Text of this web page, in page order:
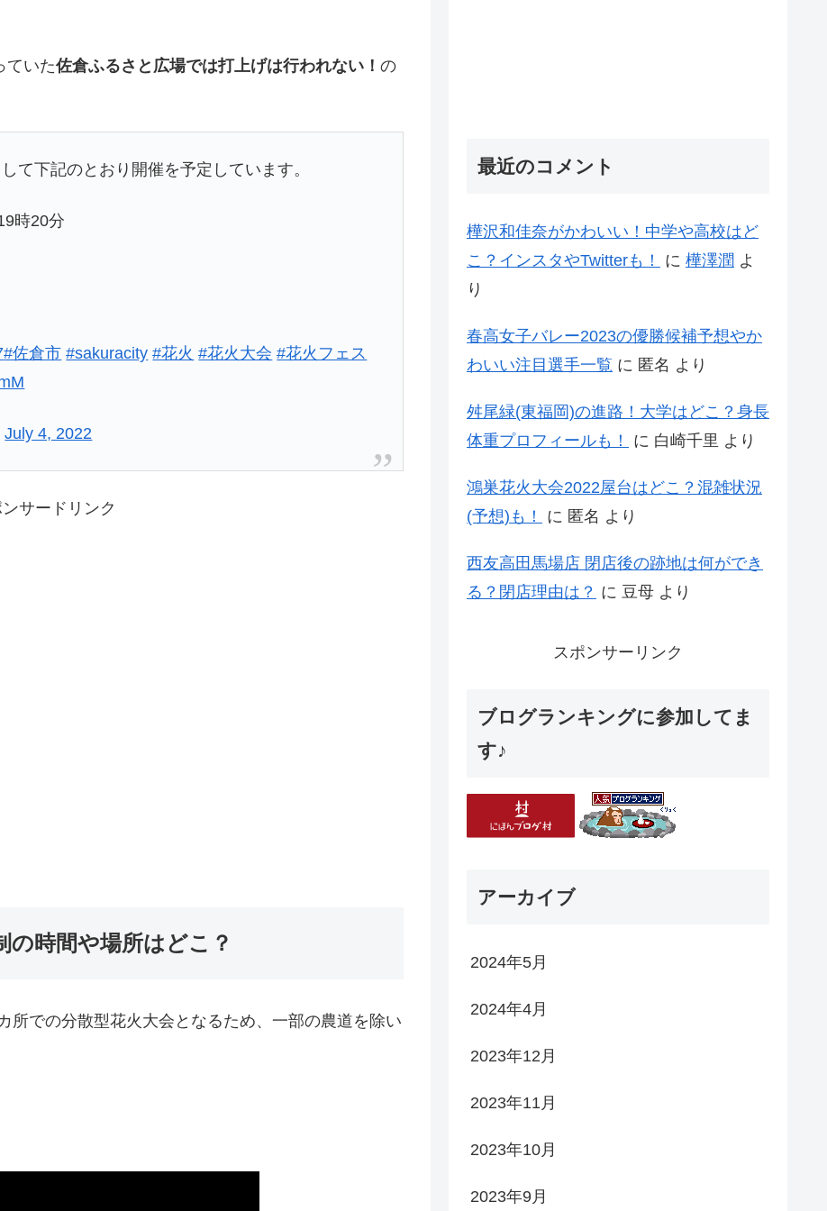
ていた佐倉ふるさと広場では打上げは行われない！ の
て下記のとおり開催を予定しています。
時20分
#佐倉市 #sakuracity #花火 #花火大会 #花火フェス
July 4, 2022
サードリンク
の時間や場所はどこ？
所での分散型花火大会となるため、一部の農道を除い
最近のコメント
樺沢和佳奈がかわいい！中学や高校はど
こ？インスタやTwitterも！
に 樺澤潤 よ
り
春高女子バレー2023の優勝候補予想やか
わいい注目選手一覧 に 匿名 より
舛尾緑(東福岡)の進路！大学はどこ？身長
体重プロフィールも！
に 白崎千里 より
鴻巣花火大会2022屋台はどこ？混雑状況
(予想)も！
に 匿名 より
西友高田馬場店 閉店後の跡地は何ができ
る？閉店理由は？ に 豆母 より
スポンサーリンク
ブログランキングに参加してま
す♪
アーカイブ
2024年5月
2024年4月
2023年12月
2023年11月
2023年10月
2023年9月